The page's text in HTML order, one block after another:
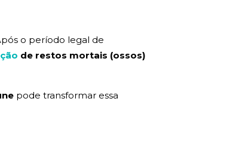
o período legal de
de restos mortais (ossos)
pode transformar essa